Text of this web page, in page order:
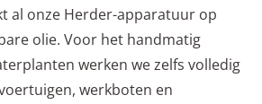
al onze Herder-apparatuur op
olie. Voor het handmatig
werken we zelfs volledig
werkboten en